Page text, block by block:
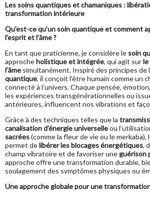
Les soins quantiques et chamaniques :
transformation intérieure
Qu’est-ce qu’un soin quantique et comment
l’esprit et l’âme ?
En tant que praticienne, je considère le soin
approcheholistique et intégrée, qui agit surle
l’âme simultanément. Inspiré des principes de
quantique, il conçoit l’être humain comme un
connecté à l’univers. Chaque pensée,
les expériences transgénérationnelles ou
antérieures, influencent nos vibrations et
Grâce à des techniques telles que la
canalisation d’énergie universelleou
sacrées(comme la fleur de vie ou le
permet delibérer les blocages énergétiques,
champ vibratoire et de favoriser uneguérison
approche offre une transformation durable,
soulagement des symptômes physiques ou
Une approche globale pour une